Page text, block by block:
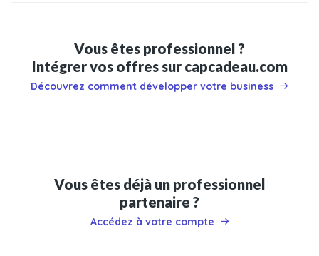
Vous êtes professionnel ?
Intégrer vos offres sur capcadeau.com
Découvrez comment développer votre business
Vous êtes déjà un professionnel
partenaire ?
Accédez à votre compte